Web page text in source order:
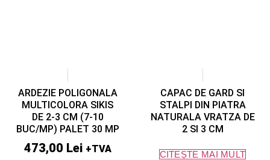
ARDEZIE POLIGONALA
MULTICOLORA SIKIS
DE 2-3 CM (7-10
BUC/MP) PALET 30 MP
473,00 Lei +TVA
CAPAC DE GARD SI
STALPI DIN PIATRA
NATURALA VRATZA DE
2 SI 3 CM
CITEȘTE MAI MULT